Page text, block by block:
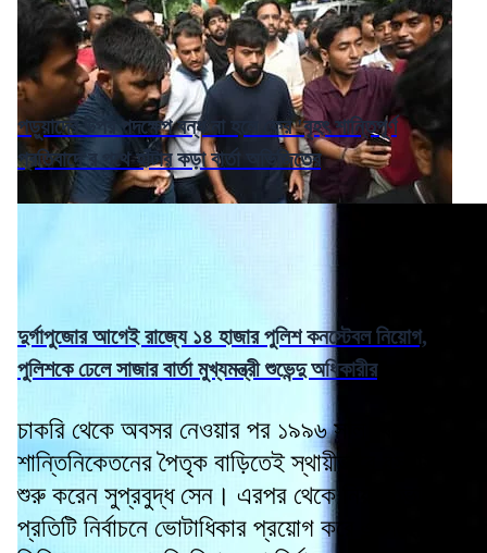
পড়ুয়াদের উপর পদক্ষেপ বন্ধ না হলে ফের 'বৃহৎ শান্তিপূর্ণ
প্রতিবাদে'র পথে হাঁটার কড়া বার্তা অভিজিতের
দুর্গাপুজোর আগেই রাজ্যে ১৪ হাজার পুলিশ কনস্টেবল নিয়োগ,
পুলিশকে ঢেলে সাজার বার্তা মুখ্যমন্ত্রী শুভেন্দু অধিকারীর
চাকরি থেকে অবসর নেওয়ার পর ১৯৯৬ সাল থেকে
শান্তিনিকেতনের পৈতৃক বাড়িতেই স্থায়ীভাবে বসবাস
শুরু করেন সুপ্রবুদ্ধ সেন। এরপর থেকে নিয়মিতভাবে
প্রতিটি নির্বাচনে ভোটাধিকার প্রয়োগ করে এসেছেন